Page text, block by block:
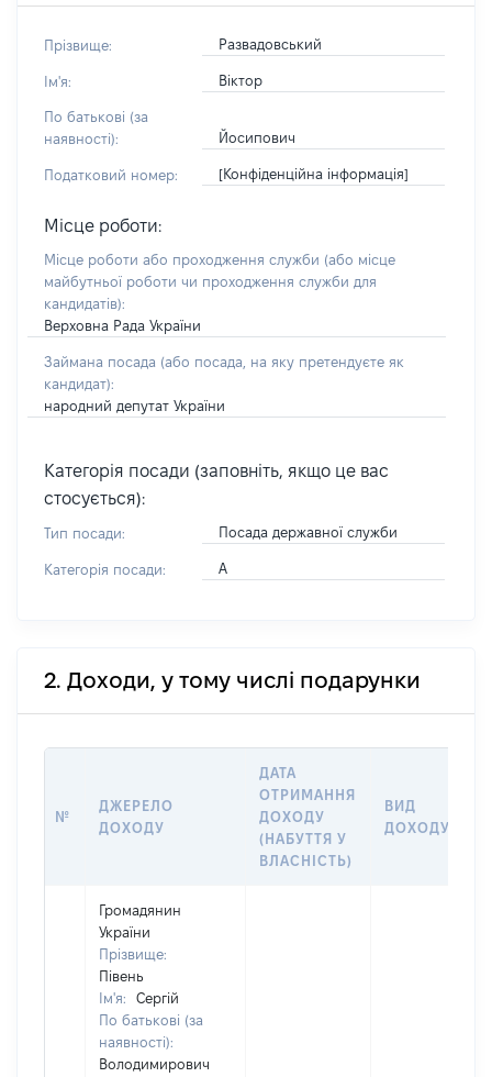
Прізвище: Развадовський
Ім'я: Віктор
По батькові (за
наявності):
Йосипович
Податковий номер: [Конфіденційна інформація]
Місце роботи:
Місце роботи або проходження служби (або місце
майбутньої роботи чи проходження служби для
кандидатів):
Верховна Рада України
Займана посада (або посада, на яку претендуєте як
кандидат):
народний депутат України
Категорія посади (заповніть, якщо це вас
стосується):
Тип посади: Посада державної служби
Категорія посади: А
2. Доходи, у тому числі подарунки
№
ДЖЕРЕЛО
ДОХОДУ
ДАТА
ОТРИМАННЯ
ДОХОДУ
(НАБУТТЯ У
ВЛАСНІСТЬ)
ВИД
ДОХОДУ
Громадянин
України
Прізвище:
Півень
Ім'я:
Сергій
По батькові (за
наявності):
Володимирович